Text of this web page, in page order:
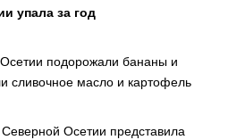
упала за год
подорожали бананы и
сливочное масло и картофель
Осетии представила